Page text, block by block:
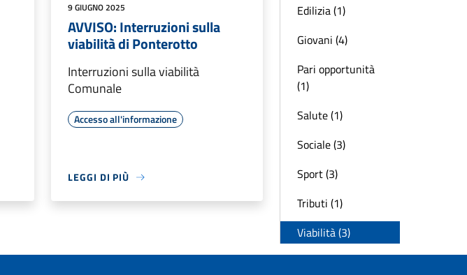
9 GIUGNO 2025
AVVISO: Interruzioni sulla
viabilità di Ponterotto
Interruzioni sulla viabilità
Comunale
Accesso all'informazione
LEGGI DI PIÙ
Edilizia (1)
Giovani (4)
Pari opportunità
(1)
Salute (1)
Sociale (3)
Sport (3)
Tributi (1)
Viabilità (3)